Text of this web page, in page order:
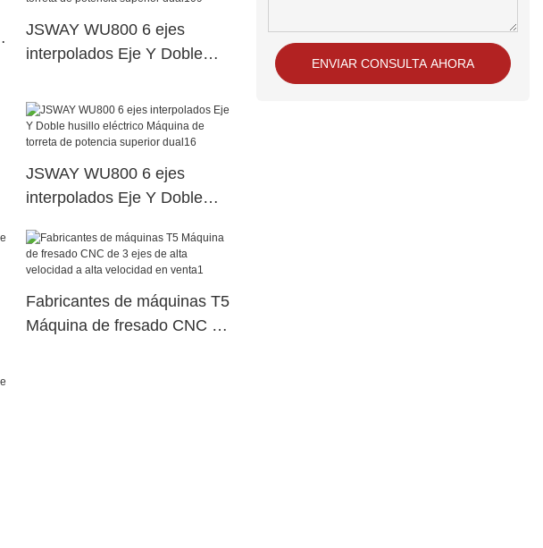
JSWAY WU800 6 ejes
interpolados Eje Y Doble
torreta de potencia superior
dual109
JSWAY WU800 6 ejes
interpolados Eje Y Doble
torreta de potencia superior
dual16
Fabricantes de máquinas T5
Máquina de fresado CNC de
ENVIAR CONSULTA AHORA